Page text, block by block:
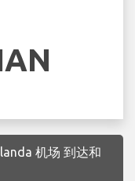
机场 到达和